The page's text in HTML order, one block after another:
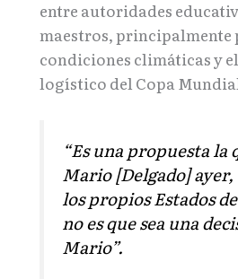
entre autoridades
maestros, principalmente
condiciones climáticas y
logístico del Copa
“Es una propuesta la
Mario [Delgado] ayer,
los propios Estados
no es que sea una
Mario”.